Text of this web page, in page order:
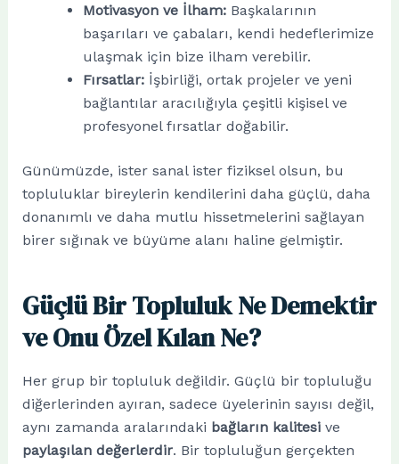
Motivasyon ve İlham:Başkalarının
başarıları ve çabaları, kendi hedeflerimize
ulaşmak için bize ilham verebilir.
Fırsatlar:İşbirliği, ortak projeler ve yeni
bağlantılar aracılığıyla çeşitli kişisel ve
profesyonel fırsatlar doğabilir.
Günümüzde, ister sanal ister fiziksel olsun, bu
topluluklar bireylerin kendilerini daha güçlü, daha
donanımlı ve daha mutlu hissetmelerini sağlayan
birer sığınak ve büyüme alanı haline gelmiştir.
Güçlü Bir Topluluk Ne Demektir
ve Onu Özel Kılan Ne?
Her grup bir topluluk değildir. Güçlü bir topluluğu
diğerlerinden ayıran, sadece üyelerinin sayısı değil,
aynı zamanda aralarındaki bağların kalitesive
paylaşılan değerlerdir. Bir topluluğun gerçekten